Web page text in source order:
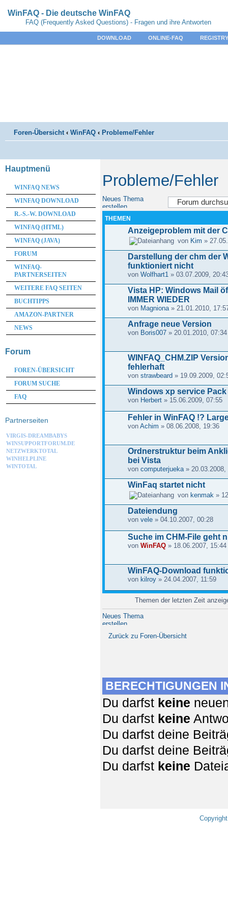
WinFAQ - Die deutsche WinFAQ
FAQ (Frequently Asked Questions) - Fragen und ihre Antworten
DOWNLOAD ONLINE-FAQ
Foren-Übersicht ‹ WinFAQ ‹ Probleme/Fehler
Probleme/Fehler
Neues Thema
erstellen
THEMEN
Anzeigeproblem mit der
von Kim »
Darstellung der chm der
funktioniert nicht
von Wolfhart1» 03.07.2009,
Vista HP: Windows Mail
IMMER WIEDER
von Magniona» 21.01.2010,
Anfrage neue Version
von Boris007» 20.01.2010, 07:34
WINFAQ_CHM.ZIP
fehlerhaft
von strawbeard » 19.09.2009,
Windows xp service
von Herbert» 15.06.2009, 07:55
Fehler in WinFAQ !?
von Achim » 08.06.2008, 19:36
Ordnerstruktur beim
bei Vista
von computerjueka» 20.03.2008,
WinFaq startet nicht
von kenmak»
Dateiendung
von vele» 04.10.2007, 00:28
Suche im CHM-File geht
von WinFAQ» 18.06.2007, 15:44
WinFAQ-Download
von kilroy» 24.04.2007, 11:59
Themen der letzten Zeit
Neues Thema
erstellen
Zurück zu Foren-Übersicht
BERECHTIGUNGEN
Du darfst keine
Du darfst keine
Du darfst deine
Du darfst deine
Du darfst keine
Hauptmenü
WINFAQ NEWS
WINFAQ DOWNLOAD
R.-S.-W. DOWNLOAD
WINFAQ (HTML)
WINFAQ (JAVA)
FORUM
WINFAQ-
PARTNERSEITEN
WEITERE FAQ SEITEN
BUCHTIPPS
AMAZON-PARTNER
NEWS
Forum
FOREN-ÜBERSICHT
FORUM SUCHE
FAQ
Partnerseiten
VIRGIS-DREAMBABYS
WINSUPPORTFORUM.DE
NETZWERKTOTAL
WINHELPLINE
WINTOTAL